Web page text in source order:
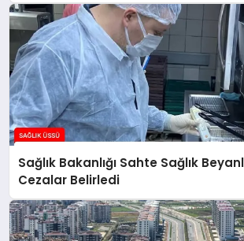
Sağlık Bakanlığı Sahte Sağlık
Cezalar Belirledi